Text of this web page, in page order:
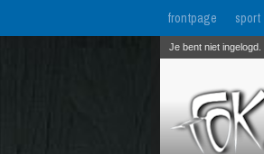
frontpage sport
Je bent niet ingelogd.